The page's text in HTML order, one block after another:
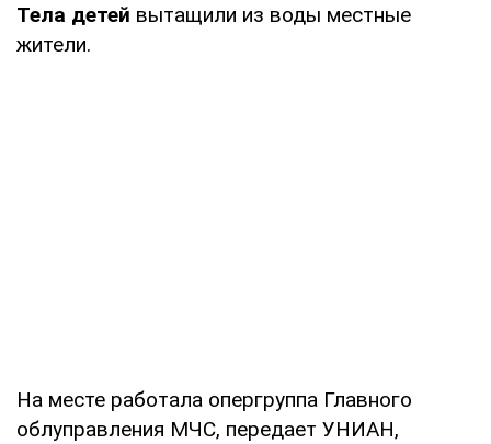
Тела детей вытащили из воды местные
жители.
На месте работала опергруппа Главного
облуправления МЧС, передает УНИАН,